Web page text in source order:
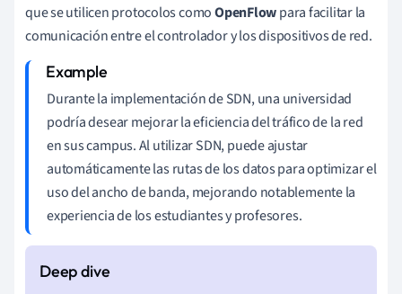
que se utilicen protocolos comoOpenFlowpara facilitar la
comunicación entre el controlador y los dispositivos de red.
Durante la implementación de SDN, una universidad
podría desear mejorar la eficiencia del tráfico de la red
en sus campus. Al utilizar SDN, puede ajustar
automáticamente las rutas de los datos para optimizar el
uso del ancho de banda, mejorando notablemente la
experiencia de los estudiantes y profesores.